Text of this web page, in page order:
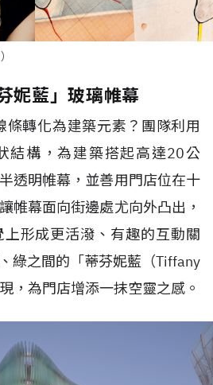
妮藍」玻璃帷幕
條轉化為建築元素？團隊利用
結構，為建築搭起高達20公
透明帷幕，並善用門店位在十
帷幕面向街邊處尤向外凸出，
形成更活潑、有趣的互動關
綠之間的「蒂芬妮藍（Tiffany
，為門店增添一抹空靈之感。